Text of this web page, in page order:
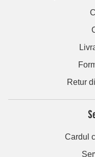
Retur
Cardul